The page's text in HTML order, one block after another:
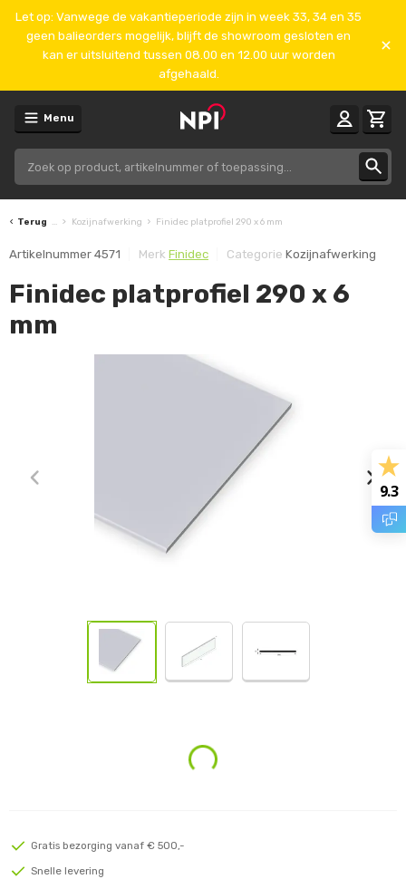
Let op: Vanwege de vakantieperiode zijn in week 33, 34 en 35
geen balieorders mogelijk, blijft de showroom gesloten en
kan er uitsluitend tussen 08.00 en 12.00 uur worden
afgehaald.
Menu
Terug Kozijnafwerking Finidec platprofiel 290 x 6 mm
Artikelnummer 4571 Merk Finidec Categorie Kozijnafwerking
Finidec platprofiel 290 x 6
mm
Loading...
Gratis bezorging vanaf € 500,-
Snelle levering
9.3